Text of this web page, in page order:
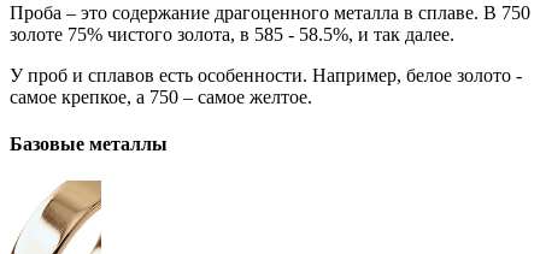
Проба – это содержание драгоценного металла в сплаве. В 750
золоте 75% чистого золота, в 585 - 58.5%, и так далее.
У проб и сплавов есть особенности. Например, белое золото -
самое крепкое, а 750 – самое желтое.
Базовые металлы